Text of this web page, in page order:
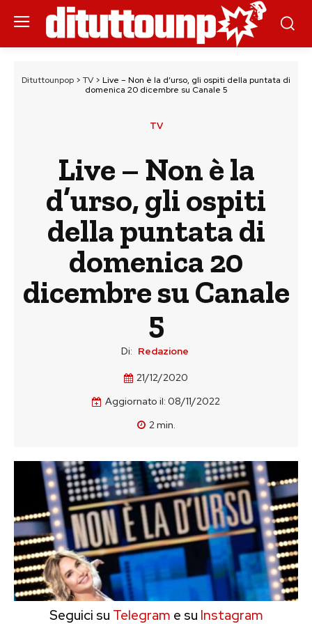
Dituttounpop > TV > Live – Non è la d’urso, gli ospiti della puntata di
domenica 20 dicembre su Canale 5
TV
Live – Non è la
d’urso, gli ospiti
della puntata di
domenica 20
dicembre su Canale
5
Di: Redazione
21/12/2020
Aggiornato il: 08/11/2022
2min.
Seguici su Telegram e su Instagram